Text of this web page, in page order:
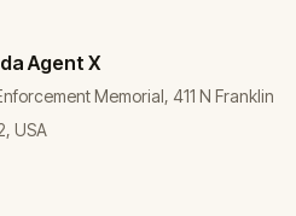
Agent X
Memorial, 411 N Franklin
USA